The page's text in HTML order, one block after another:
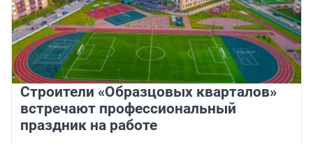
Строители «Образцовых кварталов»
встречают профессиональный
праздник на работе